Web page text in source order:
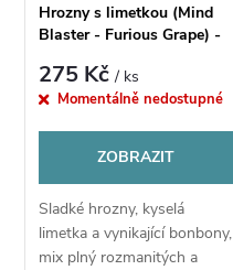
Hrozny s limetkou (Mind
Blaster - Furious Grape) -
& Vape 12ml
275 Kč/ ks
Momentálně nedostupné
ZOBRAZIT
Sladké hrozny, kyselá
limetka a vynikající bonbony,
mix plný rozmanitých a